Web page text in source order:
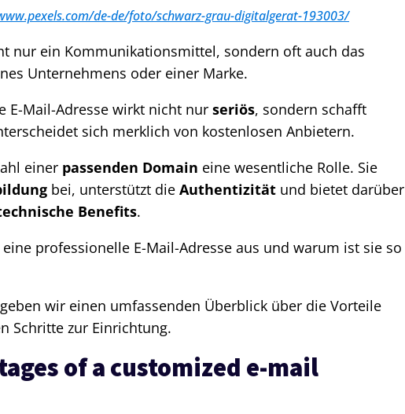
de-de/foto/schwarz-grau-digitalgerat-193003/
nur ein Kommunikationsmittel, sondern oft auch das
Unternehmens oder einer Marke.
E-Mail-Adresse wirkt nicht nur seriös, sondern schafft
sich merklich von kostenlosen Anbietern.
einer passenden Domain eine wesentliche Rolle. Sie
bei, unterstützt die Authentizität und bietet darüber
Benefits.
professionelle E-Mail-Adresse aus und warum ist sie so
wir einen umfassenden Überblick über die Vorteile
Schritte zur Einrichtung.
of a customized e-mail